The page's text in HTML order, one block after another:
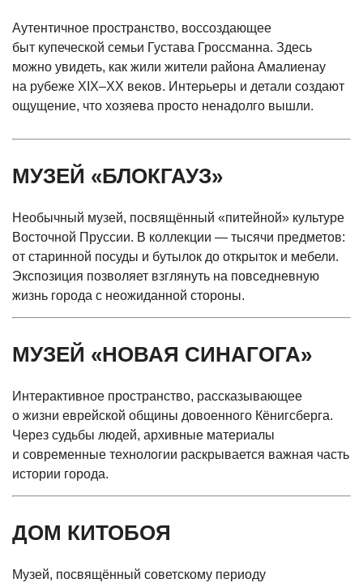
Аутентичное пространство, воссоздающее
быт купеческой семьи Густава Гроссманна. Здесь
можно увидеть, как жили жители района Амалиенау
на рубеже XIX–XX веков. Интерьеры и детали создают
ощущение, что хозяева просто ненадолго вышли.
МУЗЕЙ «БЛОКГАУЗ»
Необычный музей, посвящённый «питейной» культуре
Восточной Пруссии. В коллекции — тысячи предметов:
от старинной посуды и бутылок до открыток и мебели.
Экспозиция позволяет взглянуть на повседневную
жизнь города с неожиданной стороны.
МУЗЕЙ «НОВАЯ СИНАГОГА»
Интерактивное пространство, рассказывающее
о жизни еврейской общины довоенного Кёнигсберга.
Через судьбы людей, архивные материалы
и современные технологии раскрывается важная часть
истории города.
ДОМ КИТОБОЯ
Музей, посвящённый советскому периоду